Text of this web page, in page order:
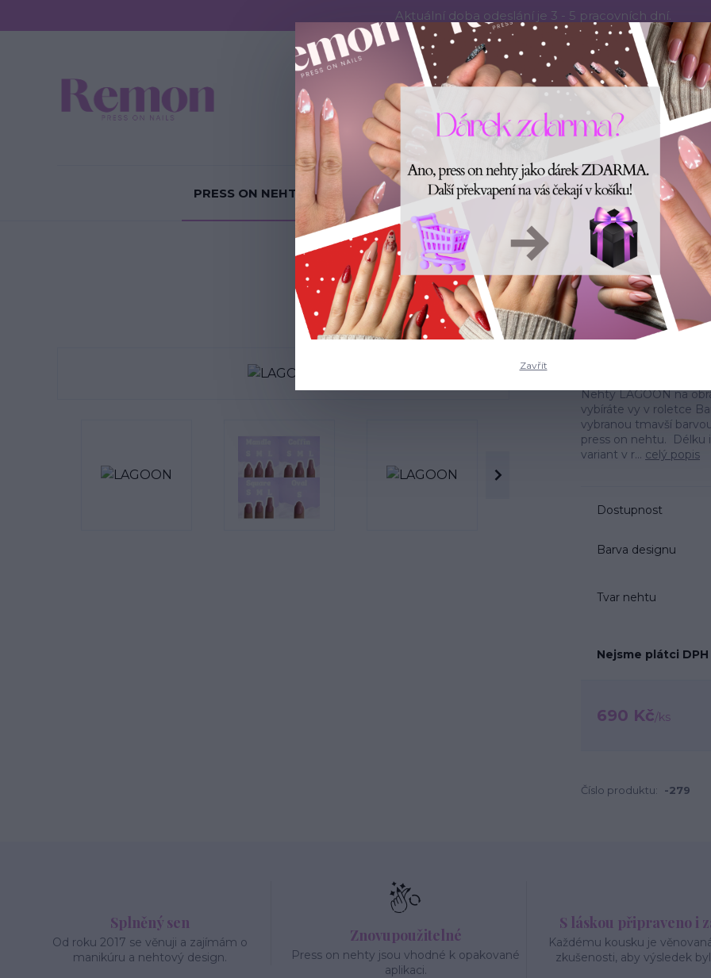
Aktuální doba odeslání je 3 - 5 pracovních dní.
Sundání PRESS ON NEHTŮ Aplikace PRESS ON NEHTŮ O nás
Hledat
PRESS ON NEHTY PÉČE O NEHTY DOPLŇKY POUKAZY JAK SI
Úvod PRESS ON NEHTY LAGOON
LAGOON
Nehty LAGOON na
vybíráte vy v roletce
vybranou tmavší
press on nehtu. Délku
variant v r... celý popis
Dostupnost
Barva designu
Tvar nehtu
Nejsme plátci DPH
690 Kč/ks
Číslo produktu: -279
Splněný sen
Od roku 2017 se věnuji a zajímám o
manikúru a nehtový design.
Znovupoužitelné
Press on nehty jsou vhodné k opakované
aplikaci.
S láskou připraveno i
Každému kousku je
zkušenosti, aby výsledek
Zavřít